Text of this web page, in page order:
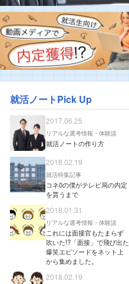
就活ノートPick Up
2017.06.25
リアルな選考情報・体験談
就活ノートの作り方
2018.02.19
就活特集記事
コネ0の僕がテレビ局の内定
を貰うまで
2018.01.31
リアルな選考情報・体験談
これには面接官もたまらず
吹いた!?「面接」で飛び出た
爆笑エピソードをネット上
から集めました。
2018.02.19